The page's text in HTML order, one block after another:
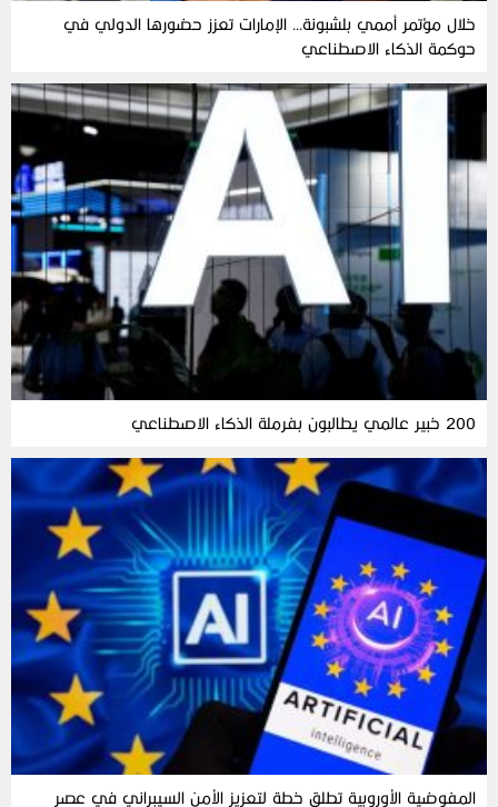
خلال مؤتمر أممي بلشبونة… الإمارات تعزز حضورها الدولي في
حوكمة الذكاء الاصطناعي
200 خبير عالمي يطالبون بفرملة الذكاء الاصطناعي
المفوضية الأوروبية تطلق خطة لتعزيز الأمن السيبراني في عصر